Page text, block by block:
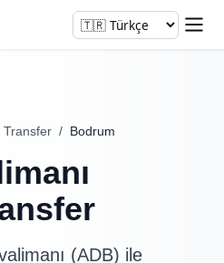
Transfer / Bodrum
(ADB) ile